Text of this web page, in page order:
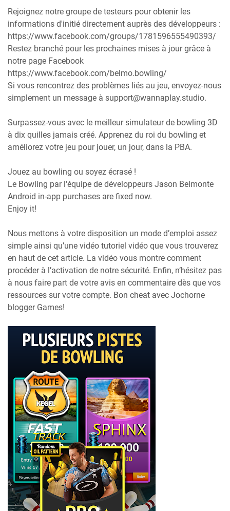
Rejoignez notre groupe de testeurs pour obtenir les
informations d'initié directement auprès des développeurs :
https://www.facebook.com/groups/1781596555490393/
Restez branché pour les prochaines mises à jour grâce à
notre page Facebook
https://www.facebook.com/belmo.bowling/
Si vous rencontrez des problèmes liés au jeu, envoyez-nous
simplement un message à support@wannaplay.studio.
Surpassez-vous avec le meilleur simulateur de bowling 3D
à dix quilles jamais créé. Apprenez du roi du bowling et
améliorez votre jeu pour jouer, un jour, dans la PBA.
Jouez au bowling ou soyez écrasé !
Le Bowling par l'équipe de développeurs Jason Belmonte
Android in-app purchases are fixed now.
Enjoy it!
Nous mettons à votre disposition un mode d’emploi assez
simple ainsi qu’une vidéo tutoriel vidéo que vous trouverez
en haut de cet article. La vidéo vous montre comment
procéder à l’activation de notre sécurité. Enfin, n’hésitez pas
à nous faire part de votre avis en commentaire dès que vos
ressources sur votre compte. Bon cheat avec Jochorne
blogger Games!